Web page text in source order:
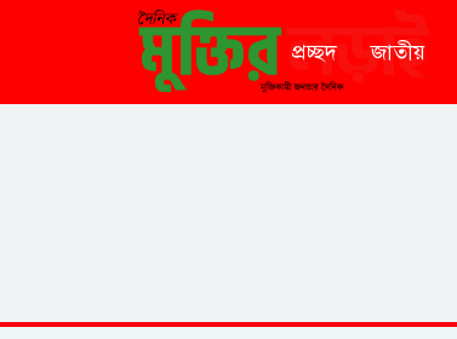
প্রচ্ছদ জাতীয়